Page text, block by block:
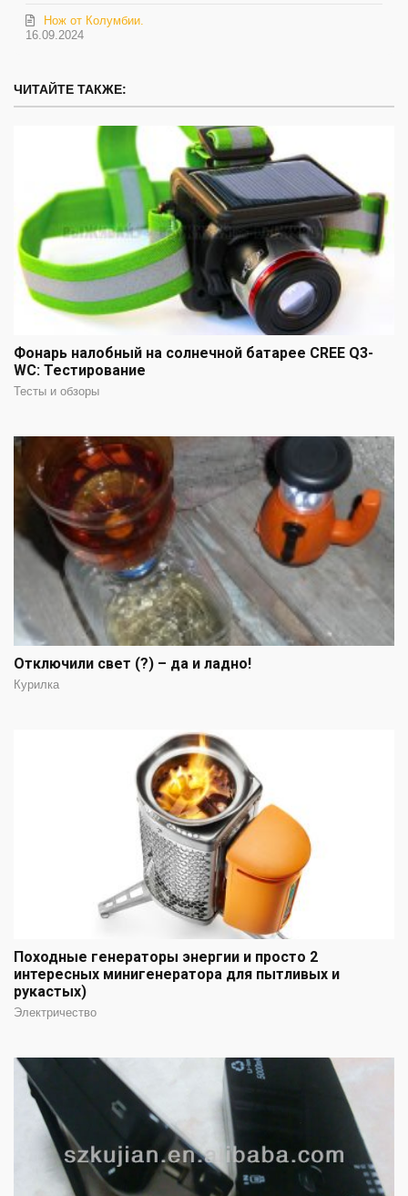
16.09.2024
Нож от Колумбии.
ЧИТАЙТЕ ТАКЖЕ:
Фонарь налобный на солнечной батарее CREE Q3-
WC: Тестирование
Тесты и обзоры
Отключили свет (?) – да и ладно!
Курилка
Походные генераторы энергии и просто 2
интересных минигенератора для пытливых и
рукастых)
Электричество